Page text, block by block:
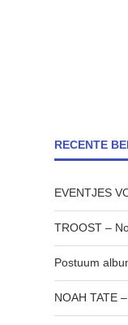
RECENTE
EVENTJES
TROOST –
Postuum
NOAH TATE